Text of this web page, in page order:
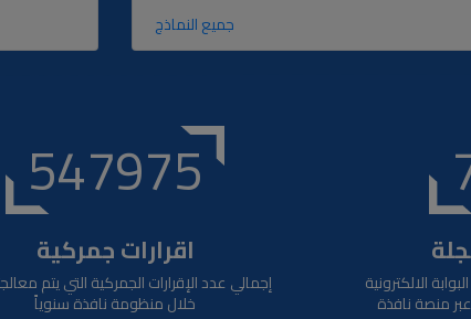
جميع النماذج
الالكترونية
منصة نافذة
650637
اقرارات جمركية
إجمالي عدد الإقرارات الجمركية التي يتم
خلال منظومة نافذة سنوياً